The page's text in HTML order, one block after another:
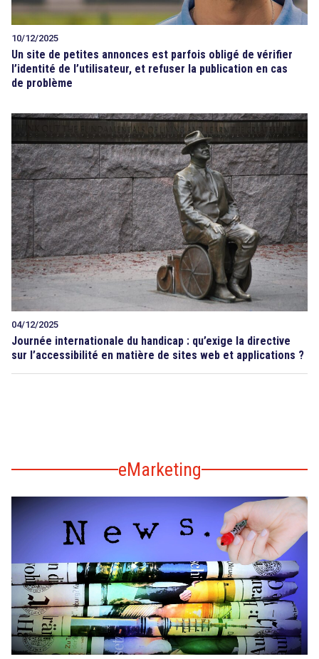
10/12/2025
Un site de petites annonces est parfois obligé de vérifier
l’identité de l’utilisateur, et refuser la publication en cas
de problème
04/12/2025
Journée internationale du handicap : qu’exige la directive
sur l’accessibilité en matière de sites web et applications ?
eMarketing